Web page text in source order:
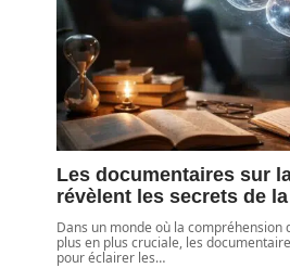
Les documentaires sur
révèlent les secrets de
Dans un monde où la compréhension
plus en plus cruciale, les
pour éclairer les…